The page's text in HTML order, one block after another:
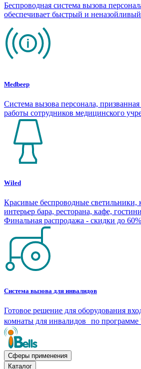
Беспроводная система вызова
обеспечивает быстрый и
Medbeep
Система вызова персонала,
работы сотрудников медицинского
Wiled
Красивые беспроводные светильники,
интерьер бара, ресторана, кафе,
Финальная распродажа - скидки до
Система вызова для инвалидов
Готовое решение для оборудования
комнаты для инвалидов по программе
Сферы применения
Каталог